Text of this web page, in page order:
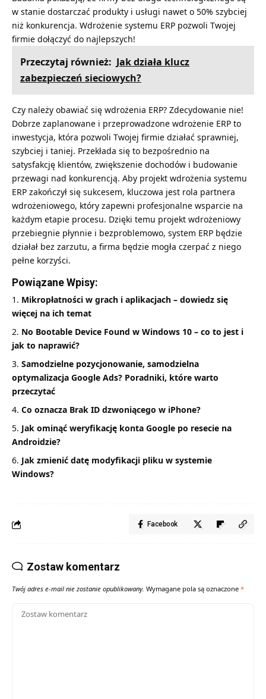
w stanie dostarczać produkty i usługi nawet o 50% szybciej
niż konkurencja. Wdrożenie systemu ERP pozwoli Twojej
firmie dołączyć do najlepszych!
Przeczytaj również: Jak działa klucz
zabezpieczeń sieciowych?
Czy należy obawiać się wdrożenia ERP? Zdecydowanie nie!
Dobrze zaplanowane i przeprowadzone wdrożenie ERP to
inwestycja, która pozwoli Twojej firmie działać sprawniej,
szybciej i taniej. Przekłada się to bezpośrednio na
satysfakcję klientów, zwiększenie dochodów i budowanie
przewagi nad konkurencją. Aby projekt wdrożenia systemu
ERP zakończył się sukcesem, kluczowa jest rola partnera
wdrożeniowego, który zapewni profesjonalne wsparcie na
każdym etapie procesu. Dzięki temu projekt wdrożeniowy
przebiegnie płynnie i bezproblemowo, system ERP będzie
działał bez zarzutu, a firma będzie mogła czerpać z niego
pełne korzyści.
Powiązane Wpisy:
Mikropłatności w grach i aplikacjach – dowiedz się
więcej na ich temat
No Bootable Device Found w Windows 10 – co to jest i
jak to naprawić?
Samodzielne pozycjonowanie, samodzielna
optymalizacja Google Ads? Poradniki, które warto
przeczytać
Co oznacza Brak ID dzwoniącego w iPhone?
Jak ominąć weryfikację konta Google po resecie na
Androidzie?
Jak zmienić datę modyfikacji pliku w systemie
Windows?
Facebook
Zostaw komentarz
Twój adres e-mail nie zostanie opublikowany. Wymagane pola są oznaczone *